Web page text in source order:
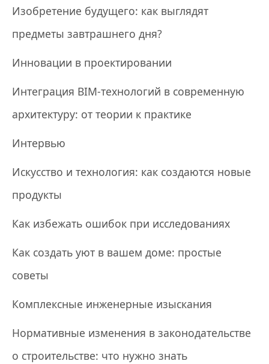
Изобретение будущего: как выглядят
предметы завтрашнего дня?
Инновации в проектировании
Интеграция BIM-технологий в современную
архитектуру: от теории к практике
Интервью
Искусство и технология: как создаются новые
продукты
Как избежать ошибок при исследованиях
Как создать уют в вашем доме: простые
советы
Комплексные инженерные изыскания
Нормативные изменения в законодательстве
о строительстве: что нужно знать